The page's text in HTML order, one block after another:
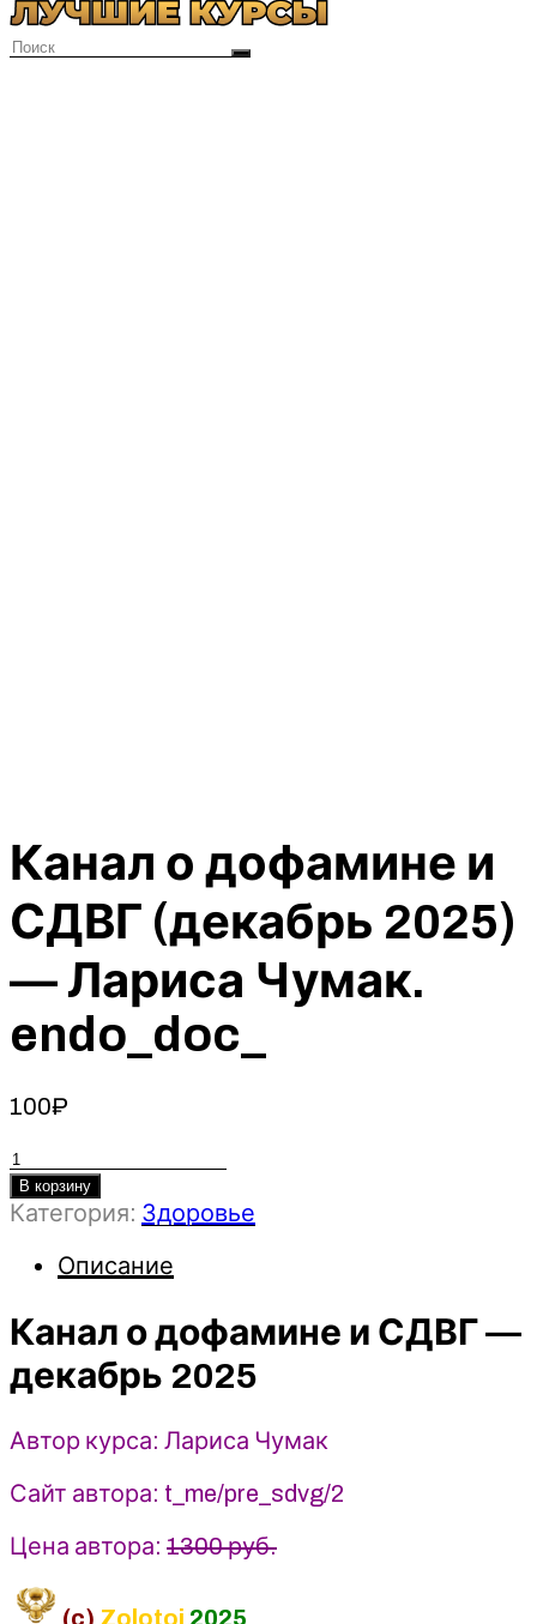
Канал о дофамине и
СДВГ (декабрь 2025)
— Лариса Чумак.
endo_doc_
100₽
Количество
товара
Канал
дофамине
СДВГ
(декабрь
2025)
Лариса
endo_doc_
В корзину
Категория: Здоровье
Описание
Канал о дофамине и СДВГ —
декабрь 2025
Автор курса: Лариса Чумак
Сайт автора: t_me/pre_sdvg/2
Цена автора: 1300 руб.
(c) Zolotoi 2025